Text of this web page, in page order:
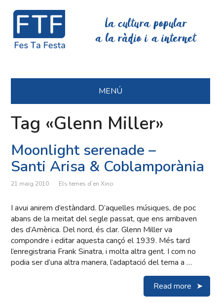
La cultura popular
a la ràdio i a internet
MENÚ
Tag «Glenn Miller»
Moonlight serenade –
Santi Arisa & Coblamporània
21 maig 2010 Els temes d’en Xino
I avui anirem d’estàndard. D’aquelles músiques, de poc
abans de la meitat del segle passat, que ens arribaven
des d’Amèrica. Del nord, és clar. Glenn Miller va
compondre i editar aquesta cançó el 1939. Més tard
l’enregistraria Frank Sinatra, i molta altra gent. I com no
podia ser d’una altra manera, l’adaptació del tema a …
Read more